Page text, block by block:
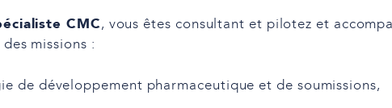
CMC, vous êtes consultant et pilotez et
missions :
de développement pharmaceutique et de soumissions,